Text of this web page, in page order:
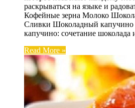
раскрываться на языке и
Кофейные зерна Молоко
Сливки Шоколадный
капучино: сочетание
Read More »